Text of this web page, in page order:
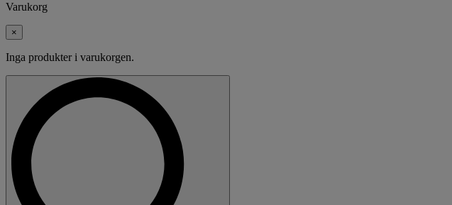
Varukorg
×
Inga produkter i varukorgen.